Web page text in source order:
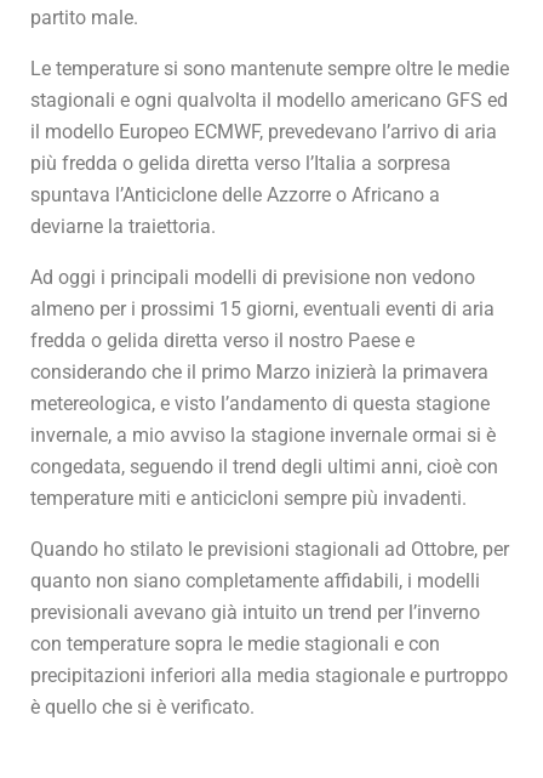
partito male.
Le temperature si sono mantenute sempre oltre le medie
stagionali e ogni qualvolta il modello americano GFS ed
il modello Europeo ECMWF, prevedevano l’arrivo di aria
più fredda o gelida diretta verso l’Italia a sorpresa
spuntava l’Anticiclone delle Azzorre o Africano a
deviarne la traiettoria.
Ad oggi i principali modelli di previsione non vedono
almeno per i prossimi 15 giorni, eventuali eventi di aria
fredda o gelida diretta verso il nostro Paese e
considerando che il primo Marzo inizierà la primavera
metereologica, e visto l’andamento di questa stagione
invernale, a mio avviso la stagione invernale ormai si è
congedata, seguendo il trend degli ultimi anni, cioè con
temperature miti e anticicloni sempre più invadenti.
Quando ho stilato le previsioni stagionali ad Ottobre, per
quanto non siano completamente affidabili, i modelli
previsionali avevano già intuito un trend per l’inverno
con temperature sopra le medie stagionali e con
precipitazioni inferiori alla media stagionale e purtroppo
è quello che si è verificato.